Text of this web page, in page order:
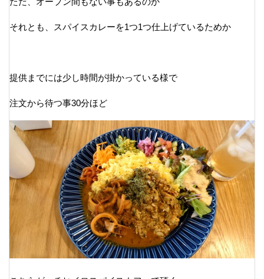
それとも、スパイスカレーを1つ1つ仕上げているためか
提供までには少し時間が掛かっている様で
注文から待つ事30分ほど